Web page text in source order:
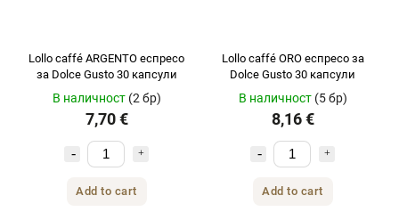
Lollo caffé ARGENTO еспресо
за Dolce Gusto 30 капсули
В наличност (2 бр)
7,70 €
Add to cart
Lollo caffé ORO еспресо за
Dolce Gusto 30 капсули
В наличност (5 бр)
8,16 €
Add to cart